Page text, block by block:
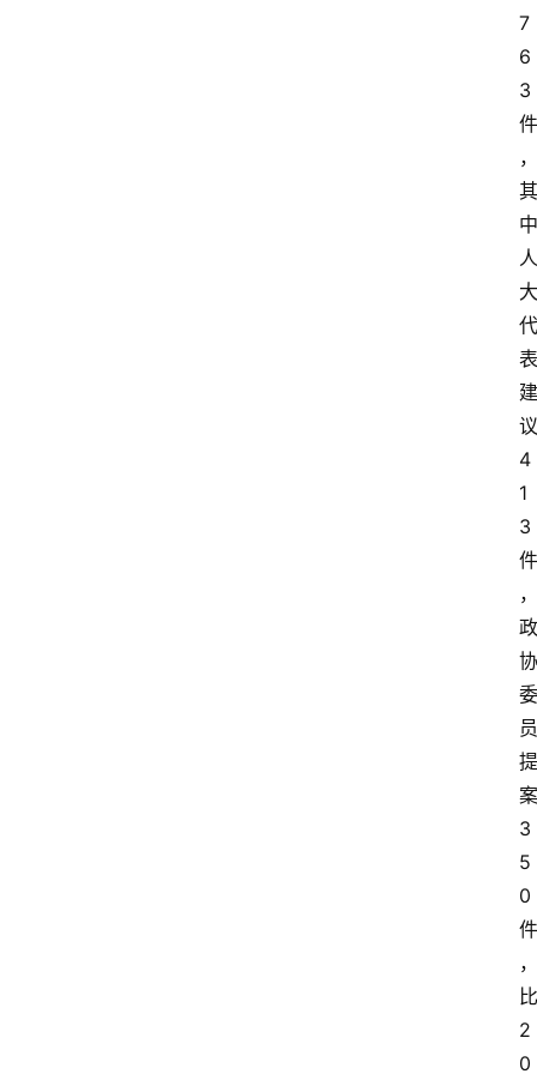
7
6
3
件
，
其
中
人
大
代
表
建
议
4
1
3
件
，
政
协
委
员
提
案
3
5
0
件
，
比
2
0